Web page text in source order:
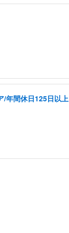
/年間休日125日以上